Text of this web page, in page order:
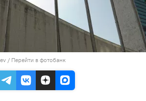
/ Перейти в фотобанк